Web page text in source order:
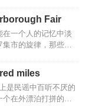
，每
是远方，更有坚不
的人不想说也不…
，我听到的更多
族的坚强，给我空前
最后的莫希干人，
Fair
一个人的记忆中淡
市的旋律，那些快
斯卡堡集市，也译作
优美的经典英文歌
片《毕业生》（The
miles
是民谣中百听不厌的
在外漂泊打拼的游